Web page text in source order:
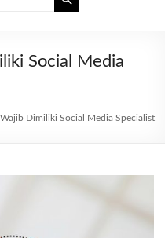
Social Media
Dimiliki Social Media Specialist